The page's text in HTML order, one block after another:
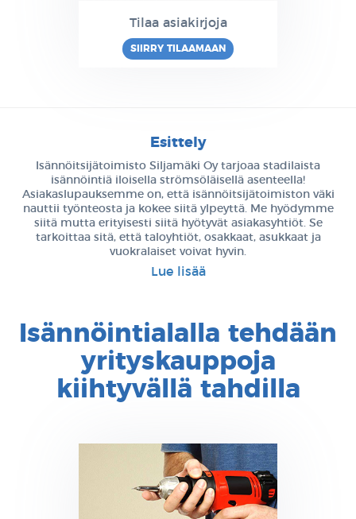
Tilaa asiakirjoja
SIIRRY TILAAMAAN
Esittely
Isännöitsijätoimisto Siljamäki Oy tarjoaa stadilaista
isännöintiä iloisella strömsöläisellä asenteella!
Asiakaslupauksemme on, että isännöitsijätoimiston väki
nauttii työnteosta ja kokee siitä ylpeyttä. Me hyödymme
siitä mutta erityisesti siitä hyötyvät asiakasyhtiöt. Se
tarkoittaa sitä, että taloyhtiöt, osakkaat, asukkaat ja
vuokralaiset voivat hyvin.
Lue lisää
Isännöintialalla tehdään
yrityskauppoja
kiihtyvällä tahdilla